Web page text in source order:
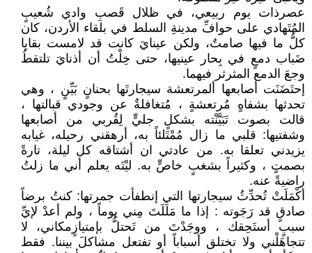
عصرذات يوم ربيعي، في ظلال قَصبِ وادي شُعيبٍ
المُتَهادي على حوافِّ مدينةِ السلط في بلقاء الأردن، كان
كلُّ ما فيها صامتٌ، ولكن عينايَ كانت قد لامست بقايا
ضَباب دمعٍ في بِحار عينيها، حتى خِلْتُ أن أذنايَ تلتقطُ
وجعَ الدمع المثرثر فيهما.
إحتَضَنَت أصابعها ألمرتعشة سيجارتَها بحنانٍ بَيِّنٍ ، وهي
تحدثها بشفاهٍ مُرتعشةٍ ، مُتغافلةٌ عن وجودي قبالتها ،
قالت بصوت تَبَيَّنْته بشكلٍ جليٍّ لِقُربي من أصابعها
وشفتيها: قلبي ما زال مُمْتَلئاً به، أرهقني رحيله، غيابه
يزيدني تعلقا به. من عادتي ان أشتاقه كل ليلة، تارةً
بصمتٍ ، وكثيراً بشغبٍ خاصٍّ به. ليْتَه يعلم أني ما زلتُ
راضيةً عنه.
أكْمَلَتْ تُحدِّثُ سيجارتها التي إنطفأت جمرتها: كنتُ برضاً
صادقٍ قد رَجَوته : إذا ما مَلَلَتَ مِني يوماً ، ولم أعدْ لإيِّ
سببٍ أستَحِقك ، ووجَدْتَ من تَحتلُّ بإمتيازٍمكاني، لا
تتجاهَلْني ولا تختلق أسباباً أو تفتعل مشاكلَ بيننا. فقط